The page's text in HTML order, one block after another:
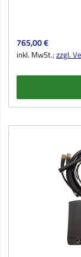
Regulärer Preis:
765,00 €
inkl. MwSt.;zzgl.